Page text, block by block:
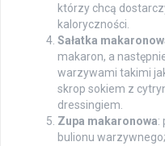
którzy chcą
kaloryczności.
Sałatka
makaron, a
warzywami takimi
skrop sokiem z
dressingiem.
Zupa makaronowa:
bulionu